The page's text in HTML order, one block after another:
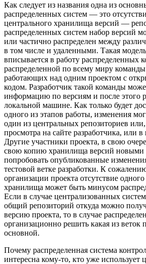
Как следует из названия одна из
распределенных систем — это
центрального хранилища версий —
распределенных систем набор версий
или частично распределен между
в том числе и удаленными. Такая
вписывается в работу распределенных
распределенной по всему миру команды
работающих над одним проектом с
кодом. Разработчик такой команды
информацию по версиям и после этого
локальной машине. Как только будет
одного из этапов работы, изменения
один из центральных репозиториев
просмотра на сайте разработчика, или
Другие участники проекта, в свою
свою копию хранилища версий новыми
попробовать опубликованные
тестовой ветке разработки. К
организации проекта отсутствие
хранилища может быть минусом
Если в случае централизованных систем
общий репозиторий откуда можно
версию проекта, то в случае
организационно решить какая из веток
основной.
Почему распределенная система
интересна кому-то, кто уже использует